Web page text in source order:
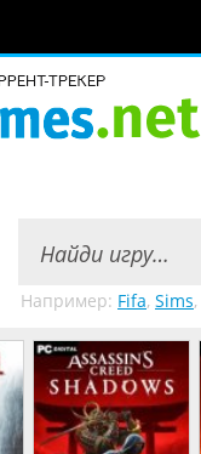
Например: Fifa, Sims,